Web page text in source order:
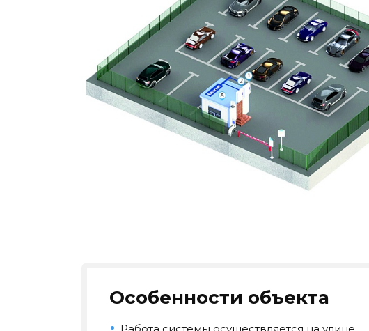
Особенности объекта
Работа системы осуществляется на улице